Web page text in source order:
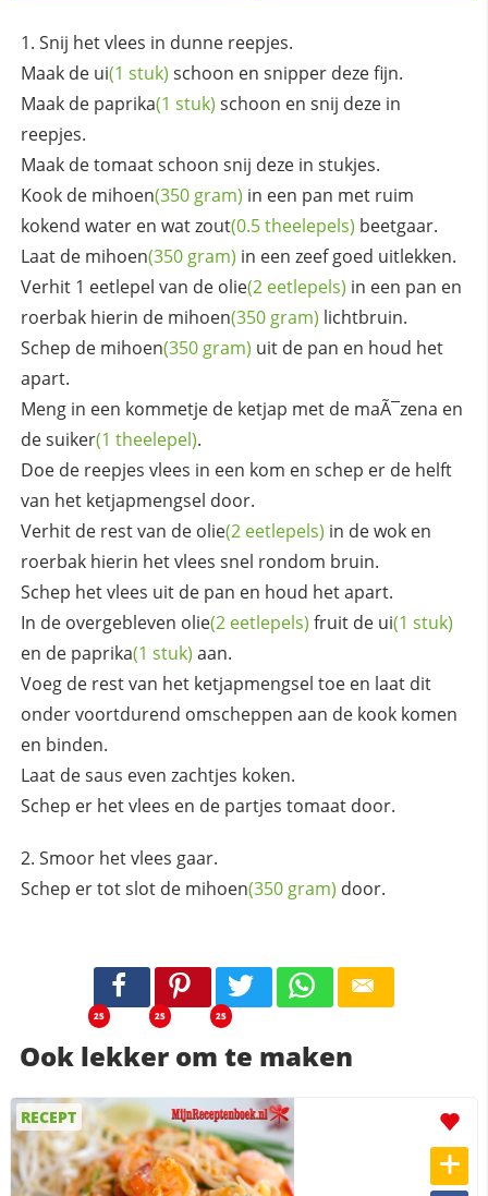
Snij het vlees in dunne reepjes.
Maak de ui(1 stuk) schoon en snipper deze fijn.
Maak de paprika(1 stuk) schoon en snij deze in
reepjes.
Maak de tomaat schoon snij deze in stukjes.
Kook de mihoen(350 gram) in een pan met ruim
kokend water en watzout(0.5 theelepels) beetgaar.
Laat de mihoen(350 gram) in een zeef goed uitlekken.
Verhit 1 eetlepel van de olie(2 eetlepels) in een pan en
roerbak hierin de mihoen(350 gram) lichtbruin.
Schep de mihoen(350 gram) uit de pan en houd het
apart.
Meng in een kommetje de ketjap met de maÃ¯zena en
desuiker(1 theelepel).
Doe de reepjes vlees in een kom en schep er de helft
van het ketjapmengsel door.
Verhit de rest van de olie(2 eetlepels) in de wok en
roerbak hierin het vlees snel rondom bruin.
Schep het vlees uit de pan en houd het apart.
In de overgebleven olie(2 eetlepels) fruit de ui(1 stuk)
en de paprika(1 stuk) aan.
Voeg de rest van het ketjapmengsel toe en laat dit
onder voortdurend omscheppen aan de kook komen
en binden.
Laat de saus even zachtjes koken.
Schep er het vlees en de partjes tomaat door.
Smoor het vlees gaar.
Schep er tot slot de mihoen(350 gram) door.
25 25 25
Ook lekker om te maken
RECEPT